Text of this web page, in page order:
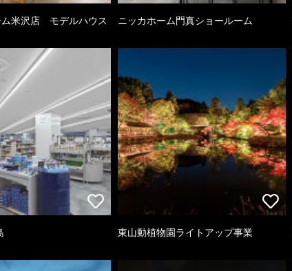
ム米沢店 モデルハウス ニッカホーム門真ショールーム
東山動植物園ライトアップ事業